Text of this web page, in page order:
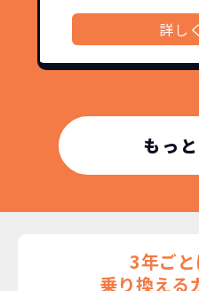
詳し
もっ
3年ご
乗り換える